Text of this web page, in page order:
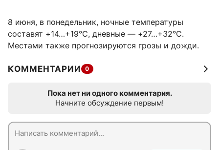
8 июня, в понедельник, ночные температуры
составят +14…+19°C, дневные — +27…+32°C.
Местами также прогнозируются грозы и дожди.
КОММЕНТАРИИ 0
Пока нет ни одного комментария.
Начните обсуждение первым!